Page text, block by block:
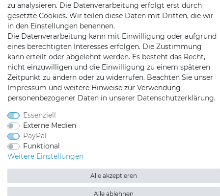
Mail:info@satshopping.de
Kopenhagenstr. 4
97424 Schweinfurt
2026 Satshopping| copyright & design by mediaria®
*Alle Preise inkl. MwSt., zzgl. Versandkosten
zu analysieren. Die Datenverarbeitung erfolgt erst durch
gesetzte Cookies. Wir teilen diese Daten mit Dritten, die wir
in den Einstellungen benennen.
Die Datenverarbeitung kann mit Einwilligung oder aufgrund
eines berechtigten Interesses erfolgen. Die Zustimmung
kann erteilt oder abgelehnt werden. Es besteht das Recht,
nicht einzuwilligen und die Einwilligung zu einem späteren
Zeitpunkt zu ändern oder zu widerrufen. Beachten Sie unser
Impressum und weitere Hinweise zur Verwendung
personenbezogener Daten in unserer Daten­schutz­erklärung.
Essenziell
Externe Medien
PayPal
Funktional
Weitere Einstellungen
Alle akzeptieren
Alle ablehnen